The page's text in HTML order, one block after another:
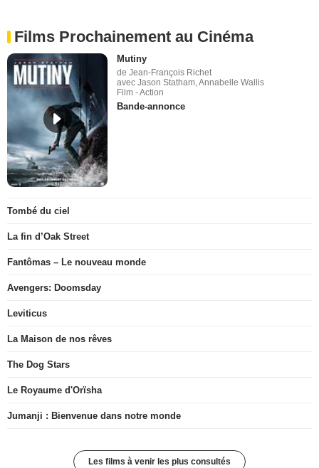
Films Prochainement au Cinéma
Mutiny
de Jean-François Richet
avec Jason Statham, Annabelle Wallis
Film - Action
Bande-annonce
Tombé du ciel
La fin d’Oak Street
Fantômas – Le nouveau monde
Avengers: Doomsday
Leviticus
La Maison de nos rêves
The Dog Stars
Le Royaume d'Orïsha
Jumanji : Bienvenue dans notre monde
Les films à venir les plus consultés